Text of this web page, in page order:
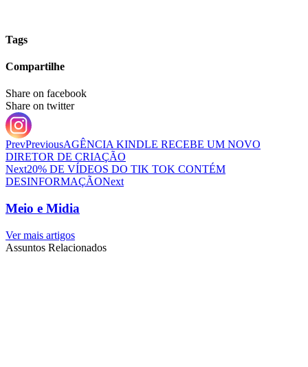
Tags
Compartilhe
Share on facebook
Share on twitter
PrevPreviousAGÊNCIA KINDLE RECEBE UM NOVO
DIRETOR DE CRIAÇÃO
Next20% DE VÍDEOS DO TIK TOK CONTÉM
DESINFORMAÇÃONext
Meio e Midia
Ver mais artigos
Assuntos Relacionados